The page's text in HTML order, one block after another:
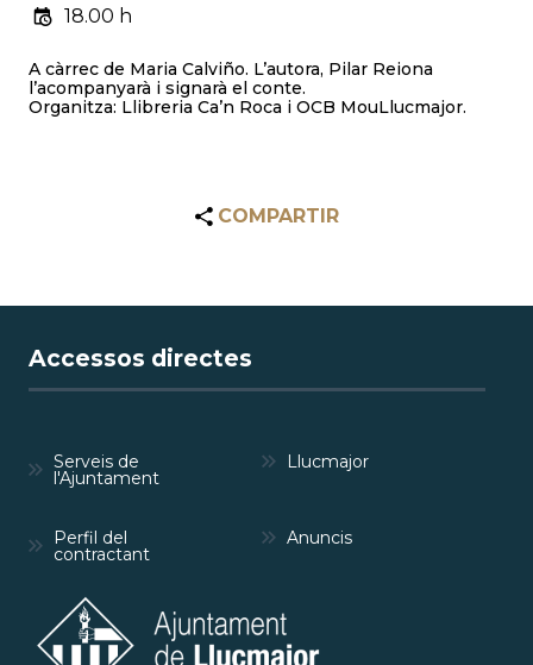
18.00 h
A càrrec de Maria Calviño. L’autora, Pilar Reiona
l’acompanyarà i signarà el conte.
Organitza: Llibreria Ca’n Roca i OCB MouLlucmajor.
COMPARTIR
Accessos directes
Serveis de
l'Ajuntament
Llucmajor
Perfil del
contractant
Anuncis